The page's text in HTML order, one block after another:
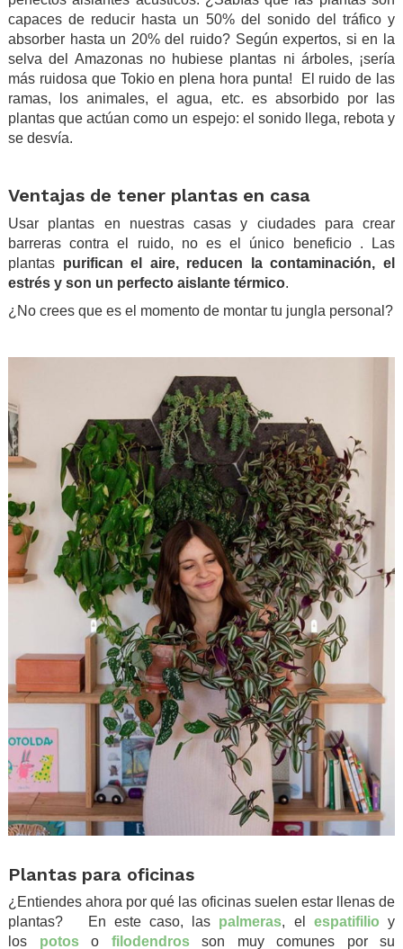
capaces de reducir hasta un 50% del sonido del tráfico y
absorber hasta un 20% del ruido? Según expertos, si en la
selva del Amazonas no hubiese plantas ni árboles, ¡sería
más ruidosa que Tokio en plena hora punta! El ruido de las
ramas, los animales, el agua, etc. es absorbido por las
plantas que actúan como un espejo: el sonido llega, rebota y
se desvía.
Ventajas de tener plantas en casa
Usar plantas en nuestras casas y ciudades para crear
barreras contra el ruido, no es el único beneficio . Las
plantas purifican el aire, reducen la contaminación, el
estrés y son un perfecto aislante térmico.
¿No crees que es el momento de montar tu jungla personal?
Plantas para oficinas
¿Entiendes ahora por qué las oficinas suelen estar llenas de
plantas? En este caso, las palmeras, el espatifilio y
los potoso filodendrosson muy comunes por su